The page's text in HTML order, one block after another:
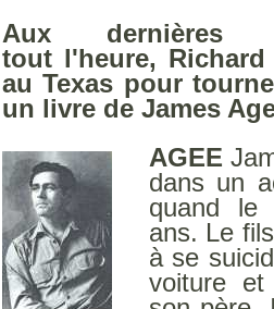
Aux dernières
tout l'heure,
au Texas pour
un livre de James
AGEE
dans un
quand
ans. Le
à se
voiture